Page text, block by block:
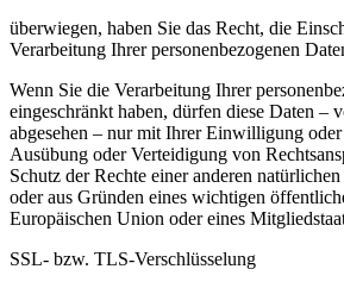
überwiegen, haben Sie das Recht, die
Verarbeitung Ihrer personenbezogenen
Wenn Sie die Verarbeitung Ihrer
eingeschränkt haben, dürfen diese Daten –
abgesehen – nur mit Ihrer Einwilligung
Ausübung oder Verteidigung von
Schutz der Rechte einer anderen
oder aus Gründen eines wichtigen
Europäischen Union oder eines
SSL- bzw. TLS-Verschlüsselung